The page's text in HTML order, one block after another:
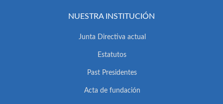
NUESTRA INSTITUCIÓN
Junta Directiva actual
Estatutos
Past Presidentes
Acta de fundación